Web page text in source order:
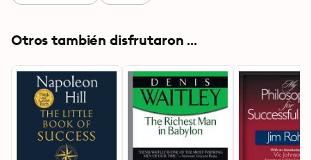
Otros también disfrutaron ...